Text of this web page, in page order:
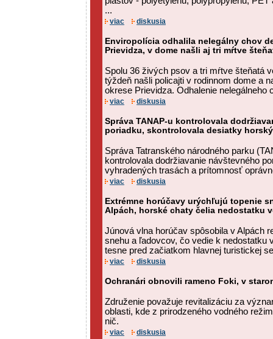
...
viac diskusia
Enviropolícia odhalila nelegálny chov
Prievidza, v dome našli aj tri mŕtve
Spolu 36 živých psov a tri mŕtve šteňatá
týždeň našli policajti v rodinnom dome a
okrese Prievidza. Odhalenie nelegálneho
viac diskusia
Správa TANAP-u kontrolovala
poriadku, skontrolovala desiatky
Správa Tatranského národného parku
kontrolovala dodržiavanie návštevného
vyhradených trasách a prítomnosť
viac diskusia
Extrémne horúčavy urýchľujú topenie
Alpách, horské chaty čelia nedostatku
Júnová vlna horúčav spôsobila v Alpách
snehu a ľadovcov, čo vedie k nedostatku
tesne pred začiatkom hlavnej turistickej
viac diskusia
Ochranári obnovili rameno Foki, v
Združenie považuje revitalizáciu za
oblasti, kde z prirodzeného vodného
nič.
viac diskusia